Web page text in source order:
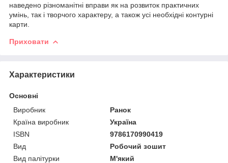
наведено різноманітні вправи як на розвиток практичних
умінь, так і творчого характеру, а також усі необхідні контурні
карти.
Приховати
Характеристики
Основні
Виробник
Ранок
Країна виробник
Україна
ISBN
9786170990419
Вид
Робочий зошит
Вид палітурки
М'який